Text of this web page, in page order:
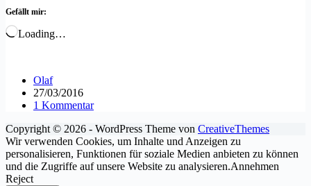
Gefällt mir:
Loading…
Olaf
27/03/2016
1 Kommentar
Copyright © 2026 - WordPress Theme von CreativeThemes
Wir verwenden Cookies, um Inhalte und Anzeigen zu
personalisieren, Funktionen für soziale Medien anbieten zu können
und die Zugriffe auf unsere Website zu analysieren.Annehmen
Reject